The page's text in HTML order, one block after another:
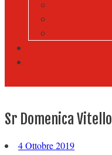
Sr Domenica Vitello
4 Ottobre 2019